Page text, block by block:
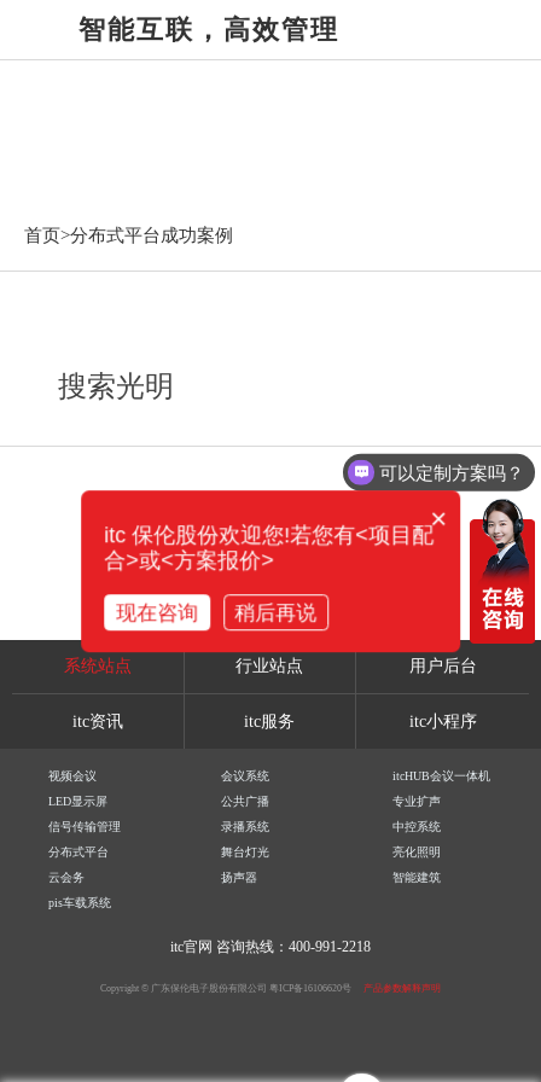
智能互联，高效管理
首页>分布式平台成功案例
搜索光明
系统站点 行业站点 用户后台
itc资讯 itc服务 itc小程序
视频会议 会议系统
itcHUB会议一体机
LED显示屏
公共广播
专业扩声
信号传输管理
录播系统
中控系统
分布式平台
舞台灯光
亮化照明
云会务
扬声器
智能建筑
pis车载系统
itc官网 咨询热线：400-991-2218
Copyright © 广东保伦电子股份有限公司 粤ICP备16106620号 产品参数解释声明
可以定制方案吗？
×
itc 保伦股份欢迎您!若您有<项目配
合>或<方案报价>
现在咨询 稍后再说